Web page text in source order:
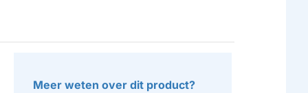
Meer weten over dit product?